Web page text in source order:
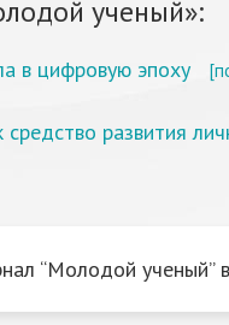
ученый»:
в цифровую эпоху
развития
“Молодой ученый”